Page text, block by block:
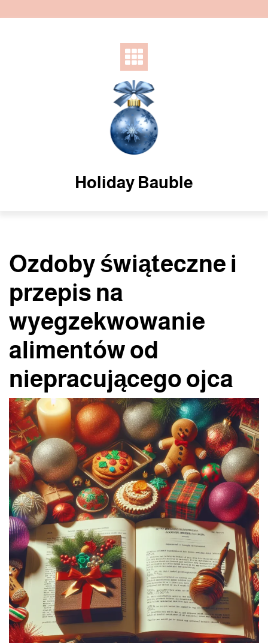
to
Holiday Bauble
Ozdoby świąteczne i
przepis na
wyegzekwowanie
alimentów od
niepracującego ojca